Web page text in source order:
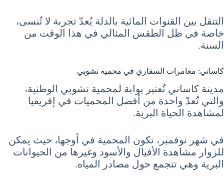
التنقل بين القنوات المائية بالدلة يُعدّ تجربة لا تُنسى،
خاصة في ظل الطقس المثالي في هذا الوقت من
السنة.
كاساني: مغامرات السفاري في محمية تشوبي
مدينة كاساني تُعتبر بوابة لمحمية تشوبي الوطنية،
والتي تُعدّ واحدة من أفضل المحميات في إفريقيا
لمشاهدة الحياة البرية.
في شهر نوفمبر، تكون المحمية في أوجها، حيث يمكن
للزوار مشاهدة الأفيال والأسود وغيرها من الحيوانات
البرية وهي تتجمع حول مصادر المياه.